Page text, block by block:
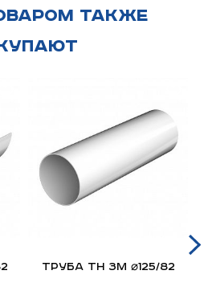
также
Труба ТН 3м ⌀125/82